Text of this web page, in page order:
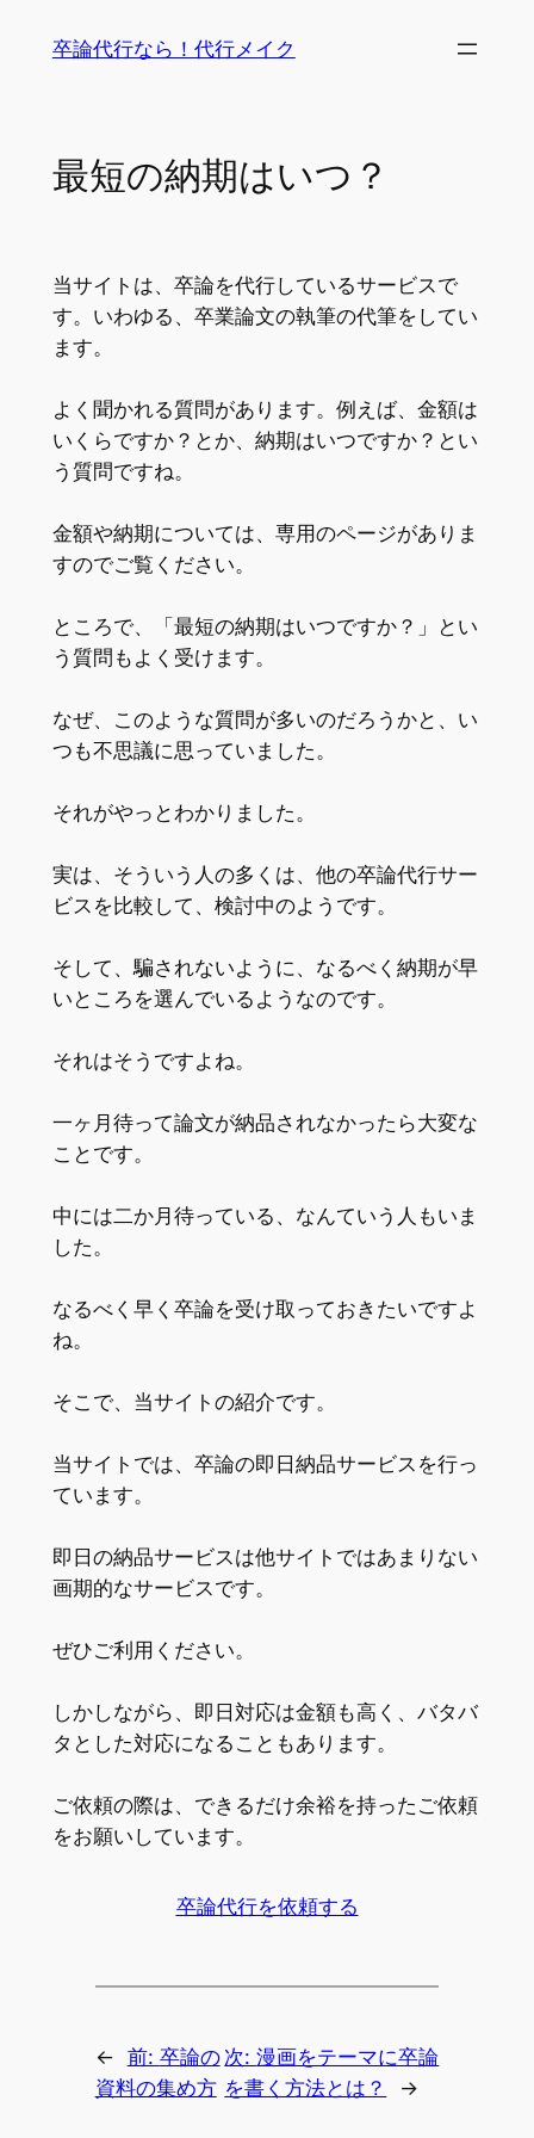
卒論代行なら！代行メイク
最短の納期はいつ？
当サイトは、卒論を代行しているサービスで
す。いわゆる、卒業論文の執筆の代筆をしてい
ます。
よく聞かれる質問があります。例えば、金額は
いくらですか？とか、納期はいつですか？とい
う質問ですね。
金額や納期については、専用のページがありま
すのでご覧ください。
ところで、「最短の納期はいつですか？」とい
う質問もよく受けます。
なぜ、このような質問が多いのだろうかと、い
つも不思議に思っていました。
それがやっとわかりました。
実は、そういう人の多くは、他の卒論代行サー
ビスを比較して、検討中のようです。
そして、騙されないように、なるべく納期が早
いところを選んでいるようなのです。
それはそうですよね。
一ヶ月待って論文が納品されなかったら大変な
ことです。
中には二か月待っている、なんていう人もいま
した。
なるべく早く卒論を受け取っておきたいですよ
ね。
そこで、当サイトの紹介です。
当サイトでは、卒論の即日納品サービスを行っ
ています。
即日の納品サービスは他サイトではあまりない
画期的なサービスです。
ぜひご利用ください。
しかしながら、即日対応は金額も高く、バタバ
タとした対応になることもあります。
ご依頼の際は、できるだけ余裕を持ったご依頼
をお願いしています。
卒論代行を依頼する
← 前: 卒論の
資料の集め方
次:漫画をテーマに卒論
を書く方法とは？
→